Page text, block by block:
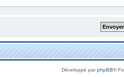
Développé parphpBB®